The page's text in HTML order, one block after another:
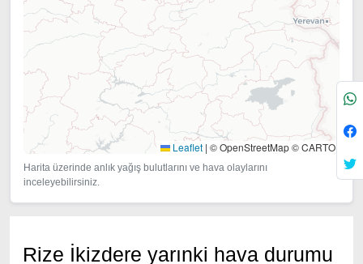
Leaflet | © OpenStreetMap © CARTO
Harita üzerinde anlık yağış bulutlarını ve hava olaylarını
inceleyebilirsiniz.
Rize İkizdere yarınki hava durumu